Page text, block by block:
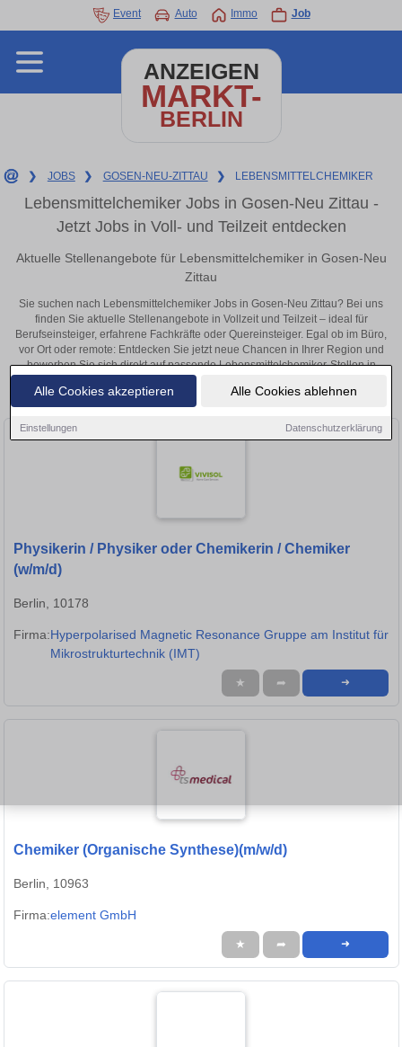
Alle Cookies akzeptieren Alle Cookies ablehnen
Einstellungen Datenschutzerklärung
Event Auto Immo Job
ANZEIGEN
MARKT-
BERLIN
❯ JOBS ❯ GOSEN-NEU-ZITTAU ❯ LEBENSMITTELCHEMIKER
Lebensmittelchemiker Jobs in Gosen-Neu Zittau -
Jetzt Jobs in Voll- und Teilzeit entdecken
Aktuelle Stellenangebote für Lebensmittelchemiker in Gosen-Neu
Zittau
Sie suchen nach Lebensmittelchemiker Jobs in Gosen-Neu Zittau? Bei uns
finden Sie aktuelle Stellenangebote in Vollzeit und Teilzeit – ideal für
Berufseinsteiger, erfahrene Fachkräfte oder Quereinsteiger. Egal ob im Büro,
vor Ort oder remote: Entdecken Sie jetzt neue Chancen in Ihrer Region und
bewerben Sie sich direkt auf passende Lebensmittelchemiker-Stellen in
Gosen-Neu Zittau!
Physikerin / Physiker oder Chemikerin / Chemiker
(w/m/d)
Berlin, 10178
Firma:Hyperpolarised Magnetic Resonance Gruppe am Institut für
Mikrostrukturtechnik (IMT)
★ ➦ ➜
Chemiker (Organische Synthese)(m/w/d)
Berlin, 10963
Firma:element GmbH
★ ➦ ➜